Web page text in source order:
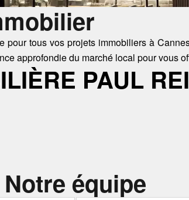
pour tous vos projets immobiliers à
approfondie du marché local pour vous
PAUL
Notre équipe